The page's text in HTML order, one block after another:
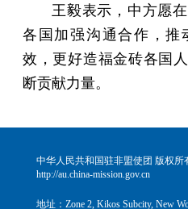
王毅表示，中方愿
各国加强沟通合作，推
效，更好造福金砖各国
断贡献力量。
中华人民共和国驻非盟使团 版权所
http://au.china-mission.gov.cn
地址：Zone 2, Kikos Subcity, New